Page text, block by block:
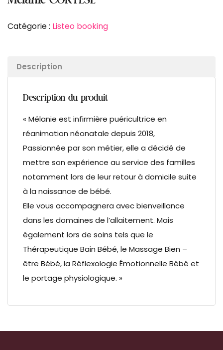
Catégorie : Listeo booking
Description
Description du produit
« Mélanie est infirmière puéricultrice en
réanimation néonatale depuis 2018,
Passionnée par son métier, elle a décidé de
mettre son expérience au service des familles
notamment lors de leur retour à domicile suite
à la naissance de bébé.
Elle vous accompagnera avec bienveillance
dans les domaines de l’allaitement. Mais
également lors de soins tels que le
Thérapeutique Bain Bébé, le Massage Bien –
être Bébé, la Réflexologie Émotionnelle Bébé et
le portage physiologique. »